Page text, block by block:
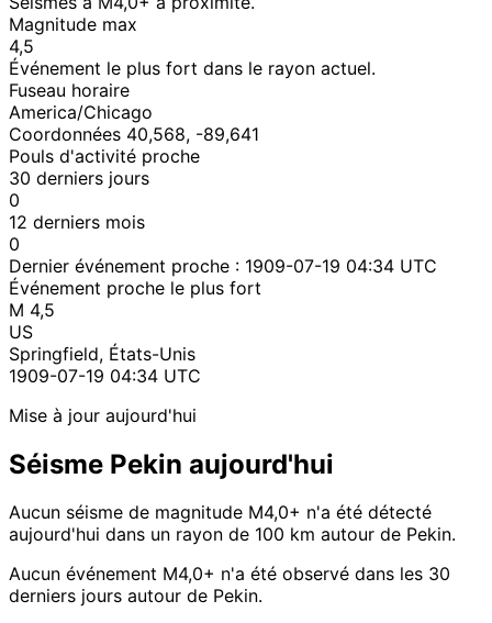
Magnitude max
4,5
Événement le plus fort dans le rayon actuel.
Fuseau horaire
America/Chicago
Coordonnées 40,568, -89,641
Pouls d'activité proche
30 derniers jours
0
12 derniers mois
0
Dernier événement proche : 1909-07-19 04:34 UTC
Événement proche le plus fort
M 4,5
US
Springfield, États-Unis
1909-07-19 04:34 UTC
Mise à jour aujourd'hui
Séisme Pekin aujourd'hui
Aucun séisme de magnitude M4,0+ n'a été détecté
aujourd'hui dans un rayon de 100 km autour de Pekin.
Aucun événement M4,0+ n'a été observé dans les 30
derniers jours autour de Pekin.